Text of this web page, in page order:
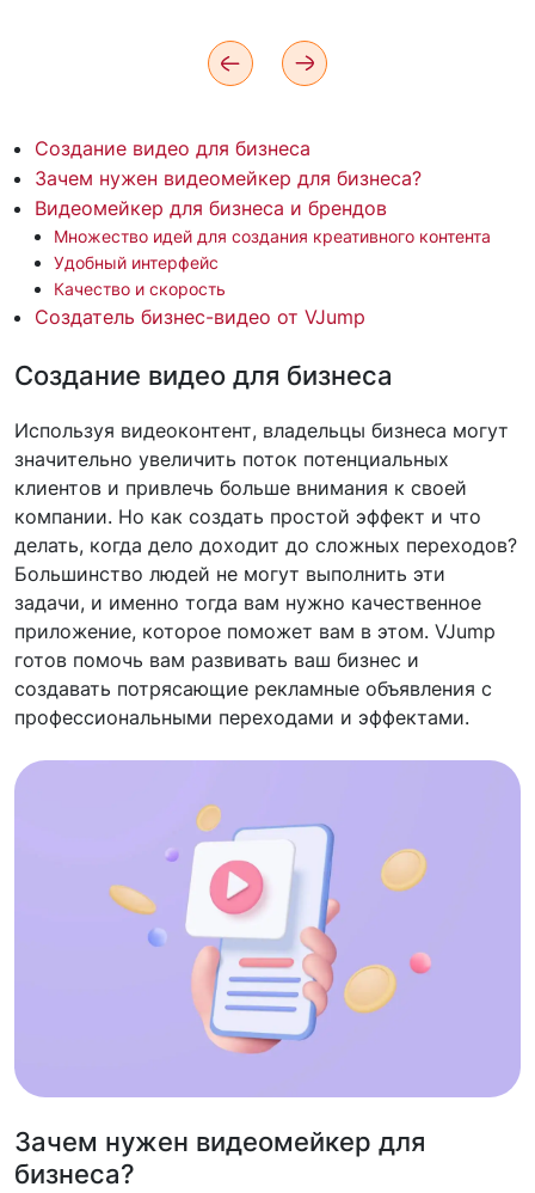
Создание видео для бизнеса
Зачем нужен видеомейкер для бизнеса?
Видеомейкер для бизнеса и брендов
Множество идей для создания креативного контента
Удобный интерфейс
Качество и скорость
Создатель бизнес-видео от VJump
Создание видео для бизнеса
Используя видеоконтент, владельцы бизнеса могут
значительно увеличить поток потенциальных
клиентов и привлечь больше внимания к своей
компании. Но как создать простой эффект и что
делать, когда дело доходит до сложных переходов?
Большинство людей не могут выполнить эти
задачи, и именно тогда вам нужно качественное
приложение, которое поможет вам в этом. VJump
готов помочь вам развивать ваш бизнес и
создавать потрясающие рекламные объявления с
профессиональными переходами и эффектами.
Зачем нужен видеомейкер для
бизнеса?